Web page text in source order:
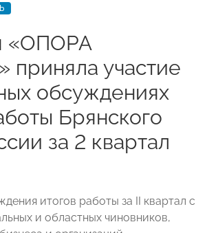
«ОПОРА
участие
обсуждениях
Брянского
за 2 квартал
итогов работы за II квартал с
и областных чиновников,